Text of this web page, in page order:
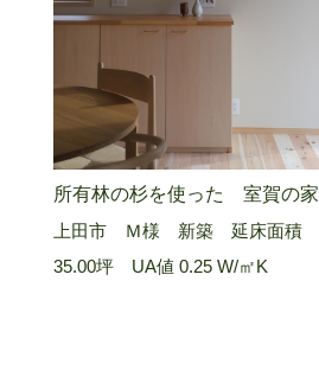
所有林の杉を使った 室賀の家
上田市 Ｍ様 新築 延床面積
35.00坪 UA値 0.25 W/㎡K